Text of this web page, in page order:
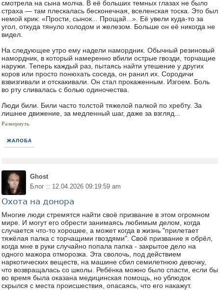
смотрела на сына молча. В её больших темных глазах не было
страха — там плескалась бесконечная, вселенская тоска. Это был
немой крик: «Прости, сынок... Прощай...». Её увели куда-то за
угол, откуда тянуло холодом и железом. Больше он её никогда не
видел.
На следующее утро ему надели намордник. Обычный резиновый
намордник, в который намеренно вбили острые гвозди, торчащие
наружи. Теперь каждый раз, пытаясь найти утешение у других
коров или просто понюхать соседа, он ранил их. Сородичи
взвизгивали и отскакивали. Он стал прокаженным. Изгоем. Боль
во рту сливалась с болью одиночества.
Люди били. Били часто толстой тяжелой палкой по хребту. За
лишнее движение, за медленный шаг, даже за взгляд...
Развернуть
ЖАЛОБА
Ghost
Блог :: 12.04.2026 09:19:59 am
Охота на донора
Многие люди стремятся найти своё призвание в этом огромном
мире. И могут его обрести занимаясь любимым делом, когда
случается что-то хорошее, а может когда в жизнь "прилетает
тяжёлая палка с торчащими гвоздями". Своё призвание я обрёл,
когда мне в руки случайно попала папка - закрытое дело на
одного мажора отморозка. Эта сволочь, под действием
наркотических веществ, на машине сбил семилетнюю девочку,
что возвращалась со школы. Ребёнка можно было спасти, если бы
во время была оказана медицинская помощь, но ублюдок
скрылся с места происшествия, опасаясь, что его накажут.